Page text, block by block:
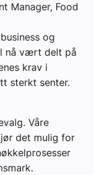
Manager, Food
og
nå vært delt på
krav i
sterkt senter.
Våre
det mulig for